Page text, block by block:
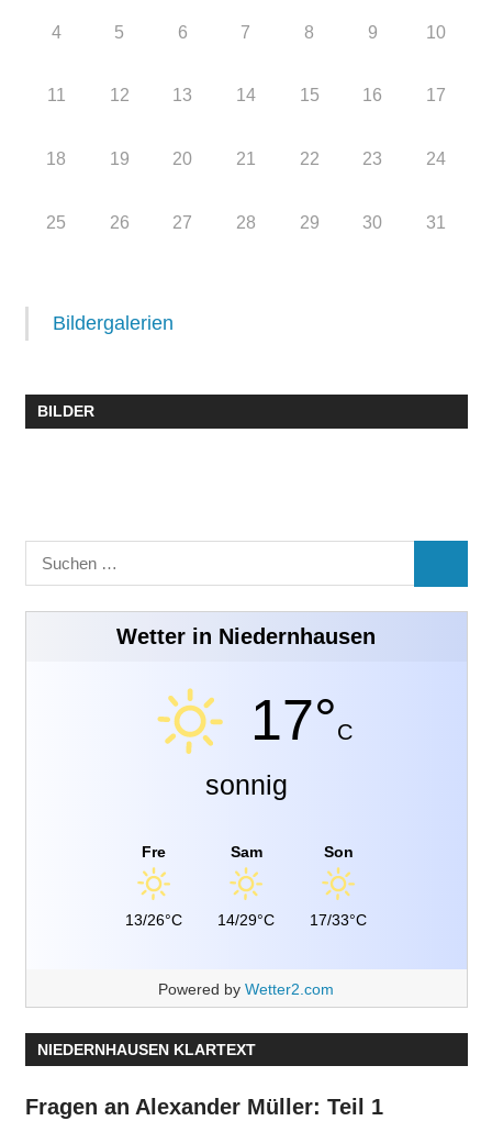
4 5 6 7 8 9 10
11 12 13 14 15 16 17
18 19 20 21 22 23 24
25 26 27 28 29 30 31
Bildergalerien
BILDER
Suchen
nach:
Wetter in Niedernhausen
17°C
sonnig
Fre
13/26°C
Sam
14/29°C
Son
17/33°C
Powered by Wetter2.com
NIEDERNHAUSEN KLARTEXT
Fragen an Alexander Müller: Teil 1